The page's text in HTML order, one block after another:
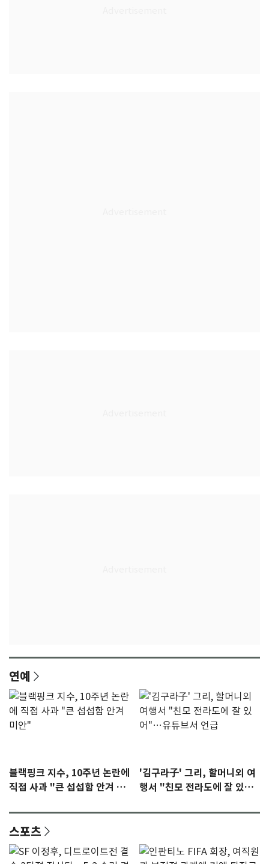
연예
블랙핑크 지수, 10주년 논란에
직접 사과 "큰 섭섭함 안겨 미
'김구라子' 그리, 할머니외 여
행서 "친모 전라도에 잘 있
스포츠